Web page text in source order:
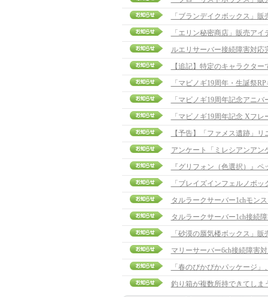
「ブランデイクボックス」
「エリン秘密商店」販売ア
ルエリサーバー接続障害対応
【追記】特定のキャラクタ
「マビノギ19周年・生誕祭
「マビノギ19周年記念アニ
「マビノギ19周年記念 Xフ
【予告】「ファメス遺跡」
アンケート「ミレシアンアン
『グリフォン（色選択）』
「ブレイズインフェルノボ
タルラークサーバー1chモン
タルラークサーバー1ch接続
「砂漠の蜃気楼ボックス」
マリーサーバー6ch接続障害
「春のぴかぴかパッケージ
釣り箱が複数所持できてしま